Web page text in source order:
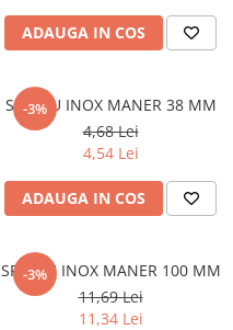
ADAUGA IN COS
-3%
SPACLU INOX MANER 38 MM
4,68 Lei
4,54 Lei
ADAUGA IN COS
-3%
SPACLU INOX MANER 100 MM
11,69 Lei
11,34 Lei